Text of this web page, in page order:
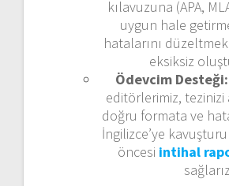
kılavuzuna (APA,
uygun hale
hatalarını
eksiksiz
Ödevcim Desteği:
editörlerimiz,
doğru formata ve
İngilizce’ye
öncesi intihal